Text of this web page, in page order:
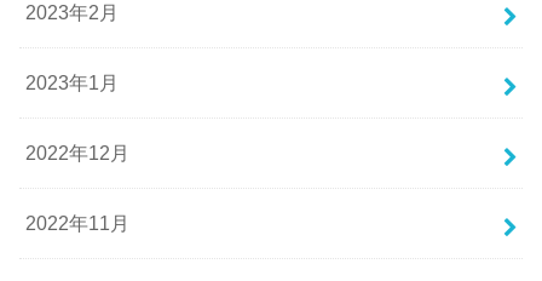
2023年2月
2023年1月
2022年12月
2022年11月